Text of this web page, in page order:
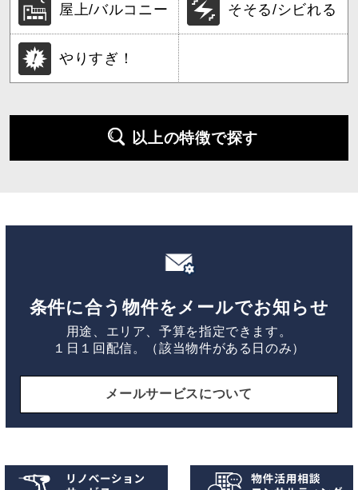
屋上/バルコニー そそる/シビれる
やりすぎ！
以上の特徴で探す
条件に合う物件をメールでお知らせ
用途、エリア、予算を指定できます。
１日１回配信。（該当物件がある日のみ）
メールサービスについて